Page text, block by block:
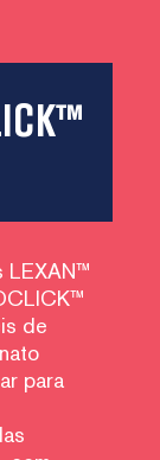
LEXAN™
de
para